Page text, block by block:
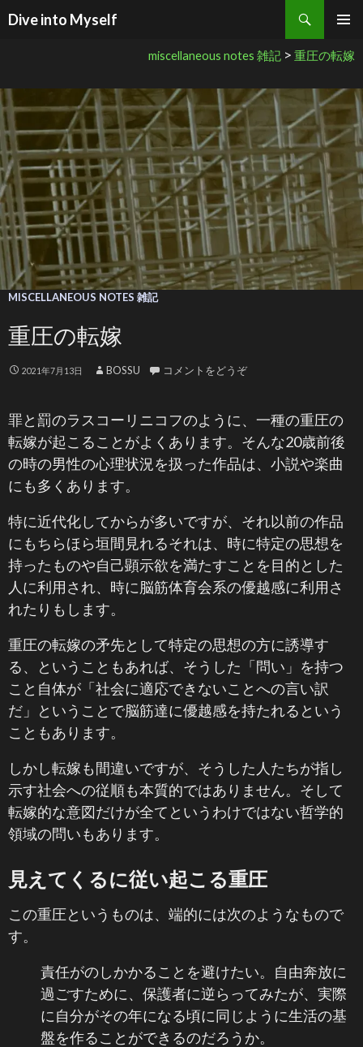
Dive into Myself
検索
miscellaneous notes 雑記 > 重圧の転嫁
MISCELLANEOUS NOTES 雑記
重圧の転嫁
2021年7月13日 BOSSU コメントをどうぞ
罪と罰のラスコーリニコフのように、一種の重圧の
転嫁が起こることがよくあります。そんな20歳前後
の時の男性の心理状況を扱った作品は、小説や楽曲
にも多くあります。
特に近代化してからが多いですが、それ以前の作品
にもちらほら垣間見れるそれは、時に特定の思想を
持ったものや自己顕示欲を満たすことを目的とした
人に利用され、時に脳筋体育会系の優越感に利用さ
れたりもします。
重圧の転嫁の矛先として特定の思想の方に誘導す
る、ということもあれば、そうした「問い」を持つ
こと自体が「社会に適応できないことへの言い訳
だ」ということで脳筋達に優越感を持たれるという
こともあります。
しかし転嫁も間違いですが、そうした人たちが指し
示す社会への従順も本質的ではありません。そして
転嫁的な意図だけが全てというわけではない哲学的
領域の問いもあります。
見えてくるに従い起こる重圧
この重圧というものは、端的には次のようなもので
す。
責任がのしかかることを避けたい。自由奔放に
過ごすために、保護者に逆らってみたが、実際
に自分がその年になる頃に同じように生活の基
盤を作ることができるのだろうか。